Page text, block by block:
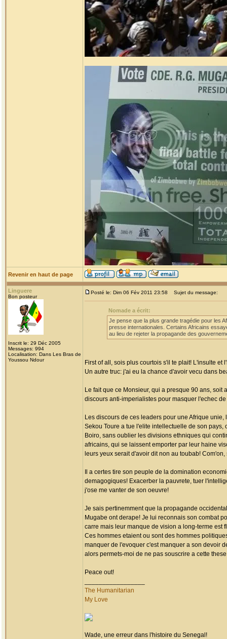
Revenir en haut de page
Linguere
Bon posteur
Inscrit le: 29 Déc 2005
Messages: 994
Localisation: Dans Les Bras de
Youssou Ndour
Posté le: Dim 06 Fév 2011 23:58 Sujet du message:
Nomade a écrit:
Je pense que la plus grande tragédie pour les
presse internationales. Certains Africains
au lieu de rejeter la propagande des
First of all, sois plus courtois s'il te plait! L'insulte
Un autre truc: j'ai eu la chance d'avoir vecu dans
Le fait que ce Monsieur, qui a presque 90 ans,
discours anti-imperialistes pour masquer l'echec
Les discours de ces leaders pour une Afrique
Sekou Toure a tue l'elite intellectuelle de son
Boiro, sans oublier les divisions ethniques qui
africains, qui se laissent emporter par leur haine
leurs yeux serait d'avoir dit non au toubab!
Il a certes tire son peuple de la domination
demagogiques! Exacerber la pauvrete, tuer
j'ose me vanter de son oeuvre!
Je sais pertinemment que la propagande
Mugabe ont derape! Je lui reconnais son combat
carre mais leur manque de vision a long-terme est
Ces hommes etaient ou sont des hommes
manquer de l'evoquer c'est manquer a son devoir
alors permets-moi de ne pas souscrire a cette
Peace out!
The Humanitarian
My Love
Wade, une erreur dans l'histoire du Senegal!